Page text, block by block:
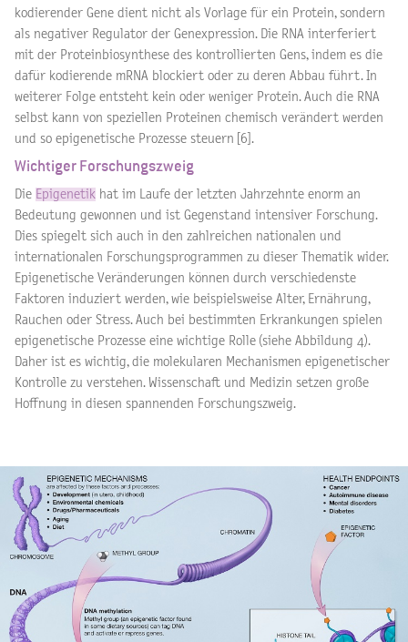
kodierender Gene dient nicht als Vorlage für ein Protein, sondern
als negativer Regulator der Genexpression. Die RNA interferiert
mit der Proteinbiosynthese des kontrollierten Gens, indem es die
dafür kodierende mRNA blockiert oder zu deren Abbau führt. In
weiterer Folge entsteht kein oder weniger Protein. Auch die RNA
selbst kann von speziellen Proteinen chemisch verändert werden
und so epigenetische Prozesse steuern [6].
Wichtiger Forschungszweig
Die Epigenetik hat im Laufe der letzten Jahrzehnte enorm an
Bedeutung gewonnen und ist Gegenstand intensiver Forschung.
Dies spiegelt sich auch in den zahlreichen nationalen und
internationalen Forschungsprogrammen zu dieser Thematik wider.
Epigenetische Veränderungen können durch verschiedenste
Faktoren induziert werden, wie beispielsweise Alter, Ernährung,
Rauchen oder Stress. Auch bei bestimmten Erkrankungen spielen
epigenetische Prozesse eine wichtige Rolle (siehe Abbildung 4).
Daher ist es wichtig, die molekularen Mechanismen epigenetischer
Kontrolle zu verstehen. Wissenschaft und Medizin setzen große
Hoffnung in diesen spannenden Forschungszweig.